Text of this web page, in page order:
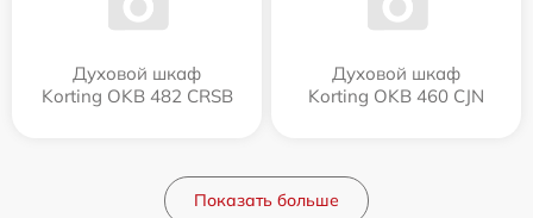
Духовой шкаф
Korting OKB 482 CRSB
Духовой шкаф
Korting OKB 460 CJN
Показать больше